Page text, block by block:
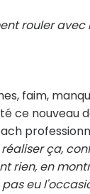
rouler avec
faim,
ce nouveau
réaliser ça,
rien, en
eu